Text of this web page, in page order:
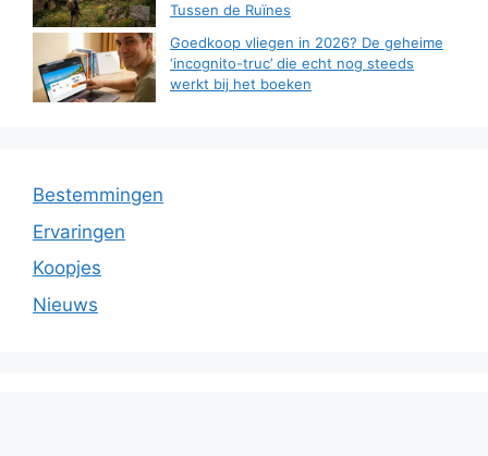
Tussen de Ruïnes
Goedkoop vliegen in 2026? De geheime
‘incognito-truc’ die echt nog steeds
werkt bij het boeken
Bestemmingen
Ervaringen
Koopjes
Nieuws